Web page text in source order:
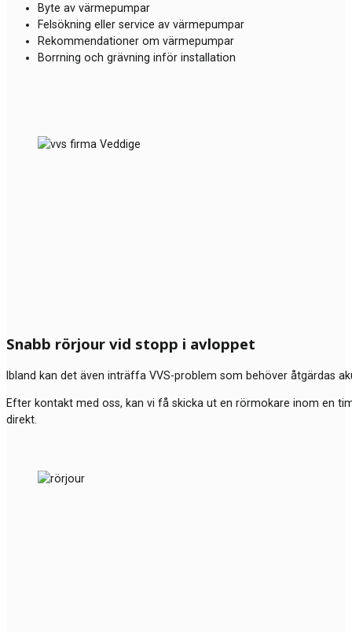
Byte av värmepumpar
Felsökning eller service av värmepumpar
Rekommendationer om värmepumpar
Borrning och grävning inför installation
Snabb rörjour vid stopp i avloppet
Ibland kan det även inträffa VVS-problem som behöver åtgärdas
Efter kontakt med oss, kan vi få skicka ut en rörmokare inom en
direkt.